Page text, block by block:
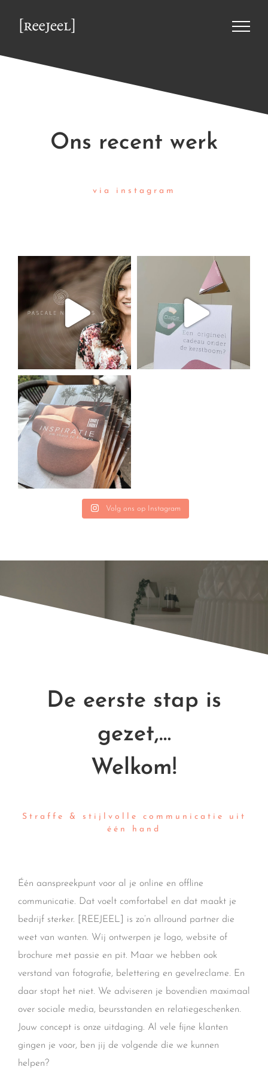
Ons recent werk
via instagram
Volg ons op Instagram
De eerste stap is
gezet,…
Welkom!
Straffe & stijlvolle communicatie uit
één hand
Één aanspreekpunt voor al je online en offline
communicatie. Dat voelt comfortabel en dat maakt je
bedrijf sterker. [REEJEEL] is zo’n allround partner die
weet van wanten. Wij ontwerpen je logo, website of
brochure met passie en pit. Maar we hebben ook
verstand van fotografie, belettering en gevelreclame. En
daar stopt het niet. We adviseren je bovendien maximaal
over sociale media, beursstanden en relatiegeschenken.
Jouw concept is onze uitdaging. Al vele fijne klanten
gingen je voor, ben jij de volgende die we kunnen
helpen?